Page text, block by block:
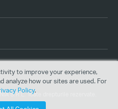
S.R.L. Toate drepturile rezervate.
to improve your experience,
analyze how our sites are used. For
Policy.